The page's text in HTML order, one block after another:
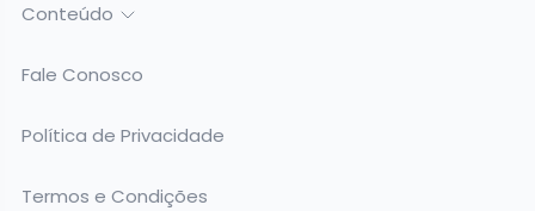
Conteúdo
Fale Conosco
Política de Privacidade
Termos e Condições